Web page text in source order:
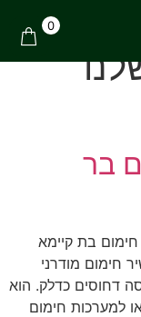
בר
בת קיימא
חימום מודרני
דחוסים כדלק. הוא
למערכות חימום
0